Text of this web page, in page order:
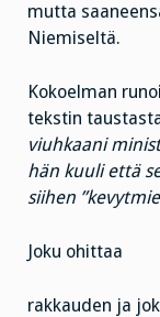
mutta
Niemiseltä.
Kokoelman
tekstin
viuhkaani
hän kuuli että
siihen
Joku ohittaa
rakkauden ja